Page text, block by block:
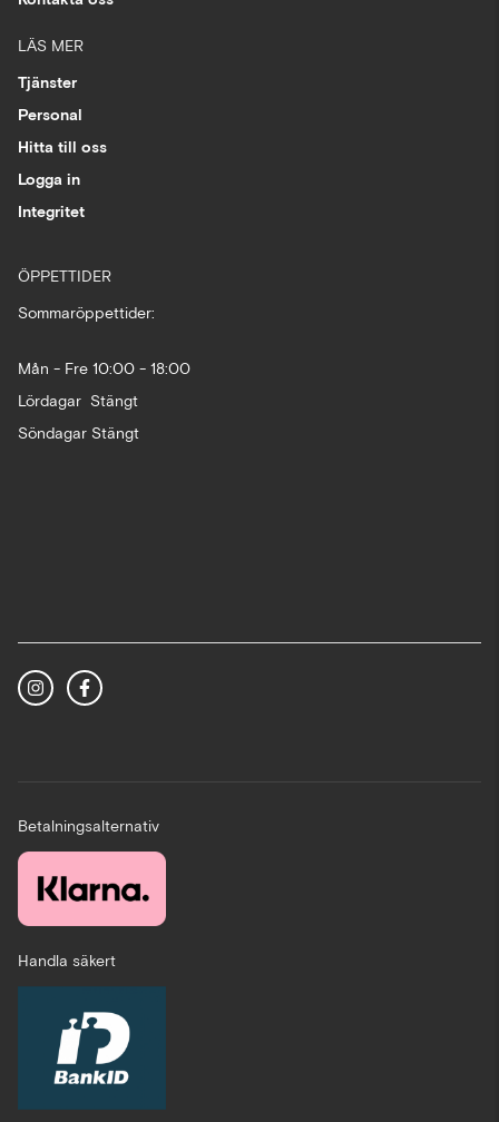
LÄS MER
Tjänster
Personal
Hitta till oss
Logga in
Integritet
ÖPPETTIDER
Sommaröppettider:
Mån - Fre 10:00 - 18:00
Lördagar Stängt
Söndagar Stängt
Betalningsalternativ
Handla säkert